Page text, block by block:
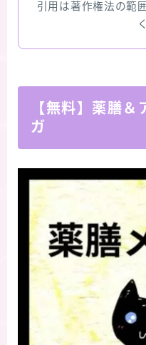
引用は著作権法の範
【無料】薬膳
ガ